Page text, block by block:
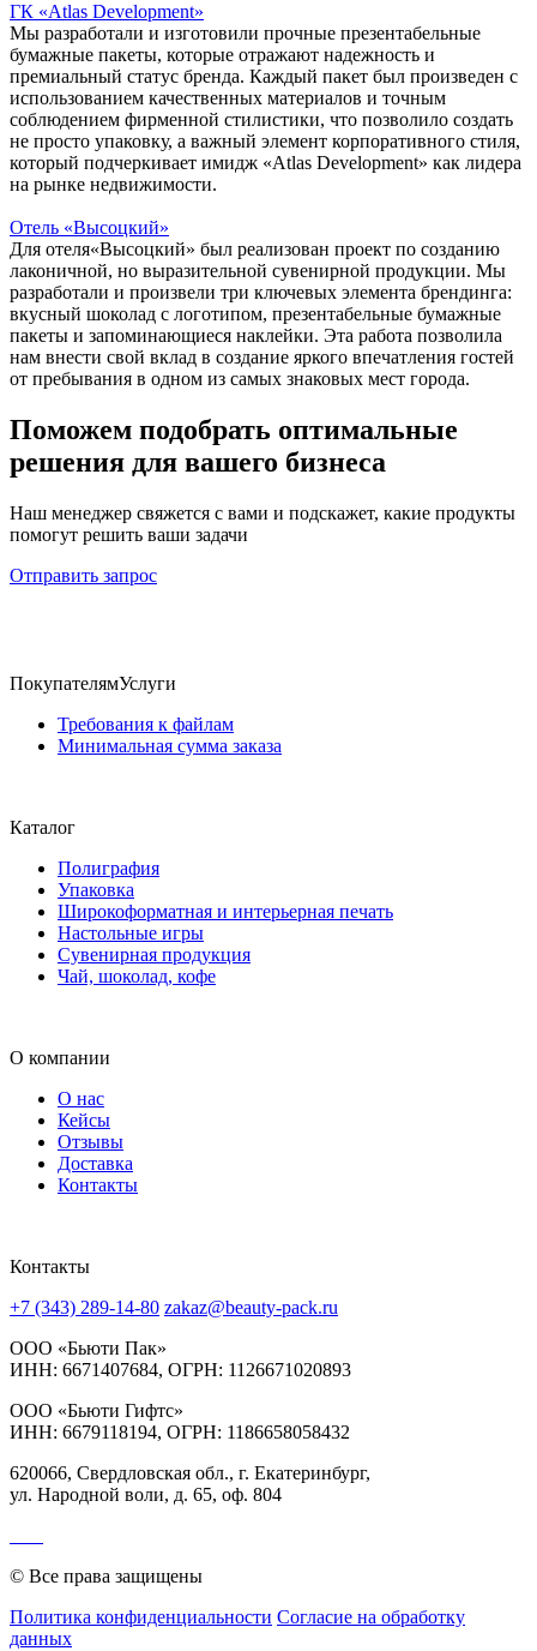
ГК «Atlas Development»
Мы разработали и изготовили прочные презентабельные
бумажные пакеты, которые отражают надежность и
премиальный статус бренда. Каждый пакет был произведен с
использованием качественных материалов и точным
соблюдением фирменной стилистики, что позволило создать
не просто упаковку, а важный элемент корпоративного стиля,
который подчеркивает имидж «Atlas Development» как лидера
на рынке недвижимости.
Отель «Высоцкий»
Для отеля«Высоцкий» был реализован проект по созданию
лаконичной, но выразительной сувенирной продукции. Мы
разработали и произвели три ключевых элемента брендинга:
вкусный шоколад с логотипом, презентабельные бумажные
пакеты и запоминающиеся наклейки. Эта работа позволила
нам внести свой вклад в создание яркого впечатления гостей
от пребывания в одном из самых знаковых мест города.
Поможем подобрать оптимальные
решения для вашего бизнеса
Наш менеджер свяжется с вами и подскажет, какие продукты
помогут решить ваши задачи
Отправить запрос
ПокупателямУслуги
Требования к файлам
Минимальная сумма заказа
Каталог
Полиграфия
Упаковка
Широкоформатная и интерьерная печать
Настольные игры
Сувенирная продукция
Чай, шоколад, кофе
О компании
О нас
Кейсы
Отзывы
Доставка
Контакты
Контакты
+7 (343) 289-14-80 zakaz@beauty-pack.ru
ООО «Бьюти Пак»
ИНН: 6671407684, ОГРН: 1126671020893
ООО «Бьюти Гифтс»
ИНН: 6679118194, ОГРН: 1186658058432
620066, Свердловская обл., г. Екатеринбург,
ул. Народной воли, д. 65, оф. 804
© Все права защищены
Политика конфиденциальности Согласие на обработку
данных